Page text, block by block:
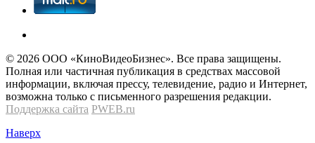
© 2026 OOО «КиноВидеоБизнес». Все права защищены.
Полная или частичная публикация в средствах массовой
информации, включая прессу, телевидение, радио и Интернет,
возможна только с письменного разрешения редакции.
Поддержка сайта PWEB.ru
Наверх